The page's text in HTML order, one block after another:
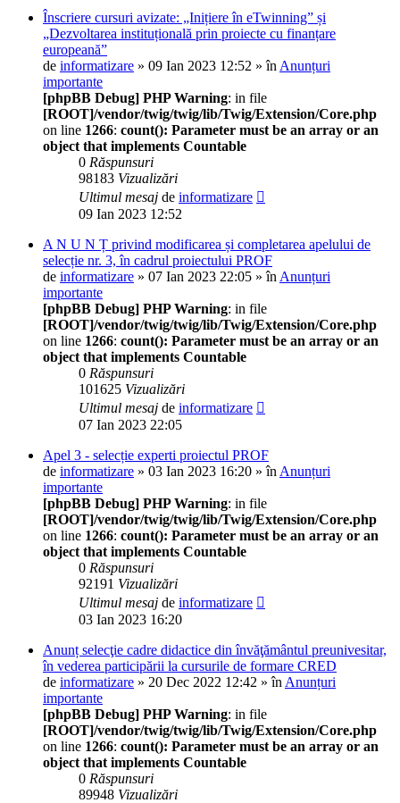
Înscriere cursuri avizate: „Inițiere în eTwinning” și
„Dezvoltarea instituțională prin proiecte cu finanțare
europeană”
de informatizare » 09 Ian 2023 12:52 » în Anunțuri
importante
[phpBB Debug] PHP Warning: in file
[ROOT]/vendor/twig/twig/lib/Twig/Extension/Core.php
on line 1266: count(): Parameter must be an array or an
object that implements Countable
0 Răspunsuri
98183 Vizualizări
Ultimul mesaj de informatizare
09 Ian 2023 12:52
A N U N Ț privind modificarea și completarea apelului de
selecție nr. 3, în cadrul proiectului PROF
de informatizare » 07 Ian 2023 22:05 » în Anunțuri
importante
[phpBB Debug] PHP Warning: in file
[ROOT]/vendor/twig/twig/lib/Twig/Extension/Core.php
on line 1266: count(): Parameter must be an array or an
object that implements Countable
0 Răspunsuri
101625 Vizualizări
Ultimul mesaj de informatizare
07 Ian 2023 22:05
Apel 3 - selecție experti proiectul PROF
de informatizare » 03 Ian 2023 16:20 » în Anunțuri
importante
[phpBB Debug] PHP Warning: in file
[ROOT]/vendor/twig/twig/lib/Twig/Extension/Core.php
on line 1266: count(): Parameter must be an array or an
object that implements Countable
0 Răspunsuri
92191 Vizualizări
Ultimul mesaj de informatizare
03 Ian 2023 16:20
Anunț selecţie cadre didactice din învăţământul preunivesitar,
în vederea participării la cursurile de formare CRED
de informatizare » 20 Dec 2022 12:42 » în Anunțuri
importante
[phpBB Debug] PHP Warning: in file
[ROOT]/vendor/twig/twig/lib/Twig/Extension/Core.php
on line 1266: count(): Parameter must be an array or an
object that implements Countable
0 Răspunsuri
89948 Vizualizări